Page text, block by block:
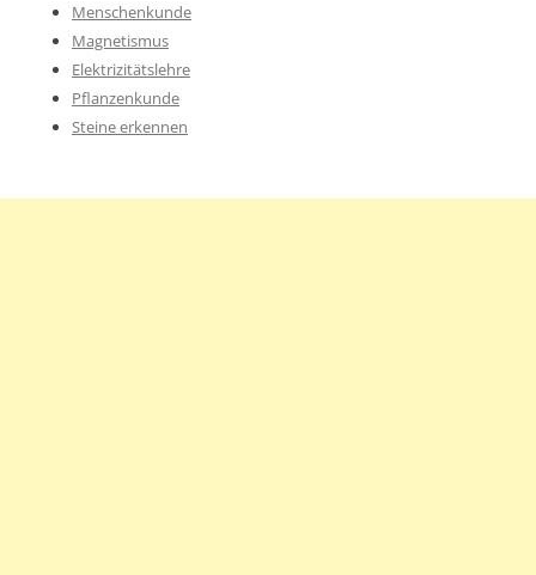
Menschenkunde
Magnetismus
Elektrizitätslehre
Pflanzenkunde
Steine erkennen